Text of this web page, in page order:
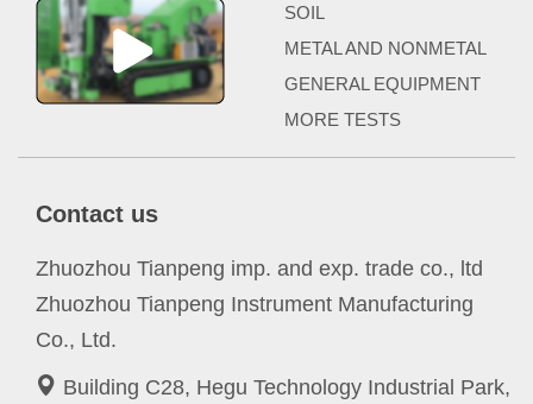
SOIL
METAL AND NONMETAL
GENERAL EQUIPMENT
MORE TESTS
Contact us
Zhuozhou Tianpeng imp. and exp. trade co., ltd
Zhuozhou Tianpeng Instrument Manufacturing
Co., Ltd.
Building C28, Hegu Technology Industrial Park,